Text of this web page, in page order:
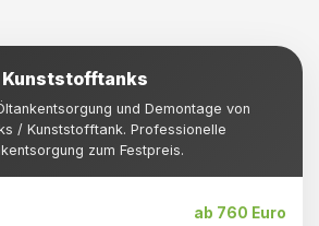
Kunststofftanks
und Demontage von
/ Kunststofftank. Professionelle
zum Festpreis.
ab 760 Euro